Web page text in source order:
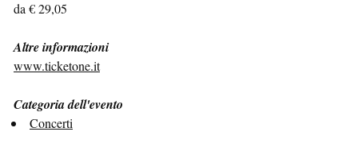
da € 29,05
Altre informazioni
www.ticketone.it
Categoria dell'evento
Concerti